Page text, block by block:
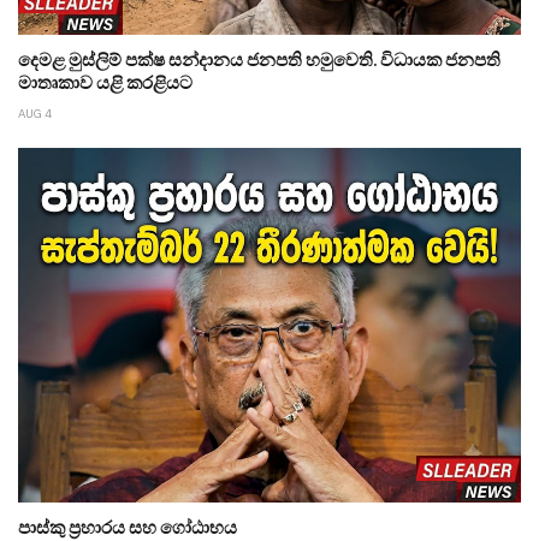
දෙමළ මුස්ලිම් පක්ෂ සන්දානය ජනපති හමුවෙති. විධායක ජනපති
මාතෘකාව යළි කරළියට
AUG 4
පාස්කු ප්‍රහාරය සහ ගෝඨාභය